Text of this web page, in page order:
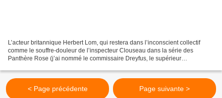
L’acteur britannique Herbert Lom, qui restera dans l’inconscient collectif
comme le souffre-douleur de l’inspecteur Clouseau dans la série des
Panthère Rose (j’ai nommé le commissaire Dreyfus, le supérieur
< Page précédente Page suivante >